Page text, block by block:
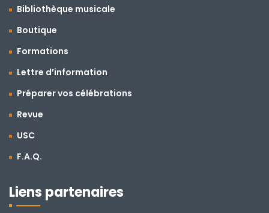
Bibliothèque musicale
Boutique
Formations
Lettre d’information
Préparer vos célébrations
Revue
USC
F.A.Q.
Liens partenaires